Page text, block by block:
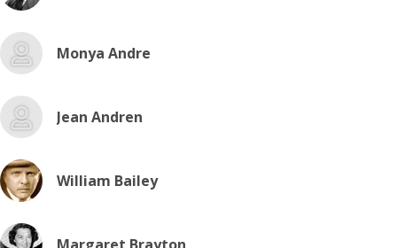
Monya Andre
Jean Andren
William Bailey